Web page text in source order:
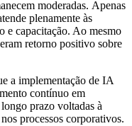
moderadas. Apenas
plenamente às
e capacitação. Ao mesmo
retorno positivo sobre
a implementação de IA
contínuo em
prazo voltadas à
processos corporativos.